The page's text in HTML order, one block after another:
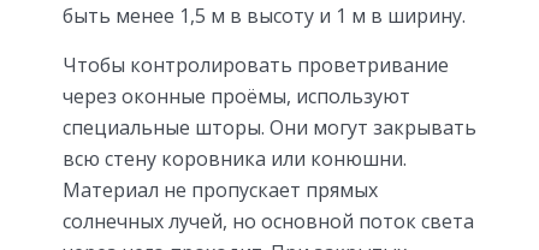
быть менее 1,5 м в высоту и 1 м в ширину.
Чтобы контролировать проветривание
через оконные проёмы, используют
специальные шторы. Они могут закрывать
всю стену коровника или конюшни.
Материал не пропускает прямых
солнечных лучей, но основной поток света